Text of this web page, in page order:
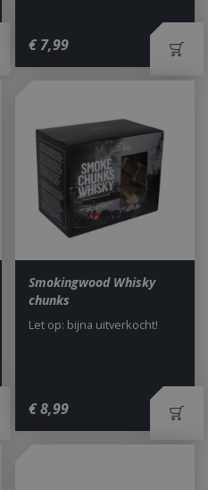
€ 7,99
Smokingwood Whisky
chunks
€ 8,99
Let op: bijna uitverkocht!